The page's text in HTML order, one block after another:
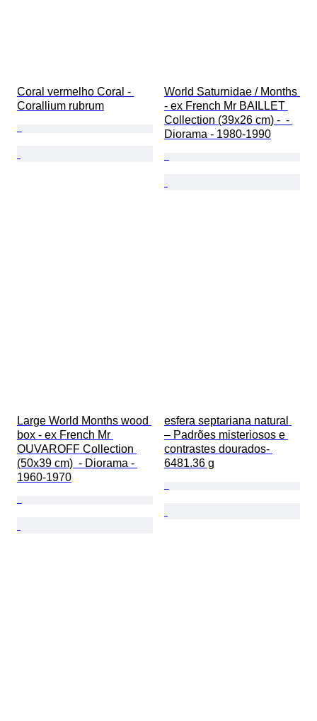
Coral vermelho Coral -
Corallium rubrum
World Saturnidae / Months
- ex French Mr BAILLET
Collection (39x26 cm) -  -
Diorama - 1980-1990
Large World Months wood
box - ex French Mr
OUVAROFF Collection
(50x39 cm)  - Diorama -
1960-1970
esfera septariana natural
– Padrões misteriosos e
contrastes dourados-
6481.36 g